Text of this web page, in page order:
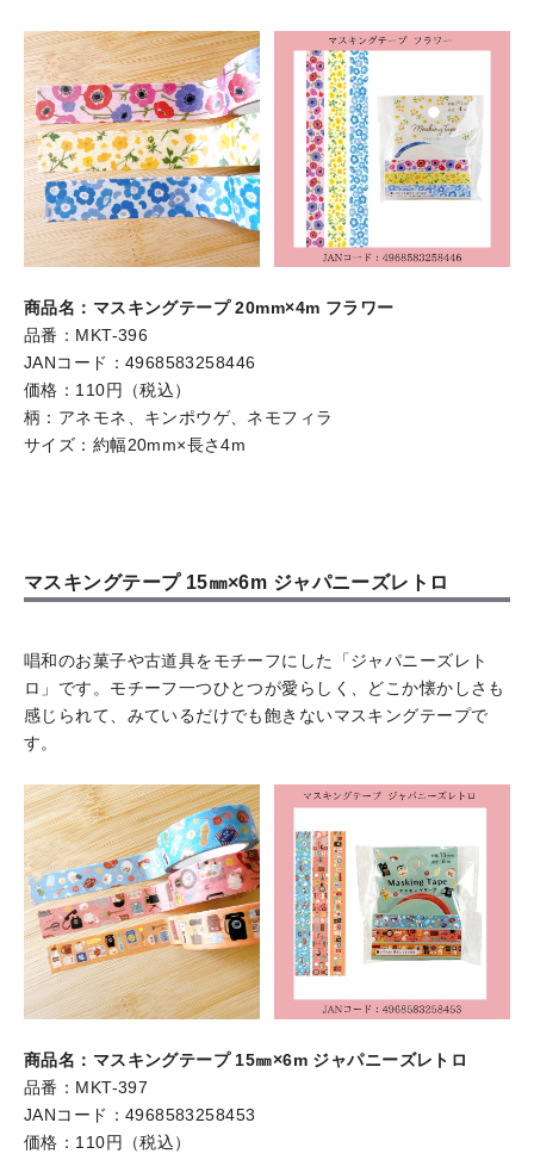
商品名：マスキングテープ 20mm×4m フラワー
品番：MKT-396
JANコード：4968583258446
価格：110円（税込）
柄：アネモネ、キンポウゲ、ネモフィラ
サイズ：約幅20mm×長さ4m
マスキングテープ 15㎜×6m ジャパニーズレトロ
唱和のお菓子や古道具をモチーフにした「ジャパニーズレト
ロ」です。モチーフ一つひとつが愛らしく、どこか懐かしさも
感じられて、みているだけでも飽きないマスキングテープで
す。
商品名：マスキングテープ 15㎜×6m ジャパニーズレトロ
品番：MKT-397
JANコード：4968583258453
価格：110円（税込）